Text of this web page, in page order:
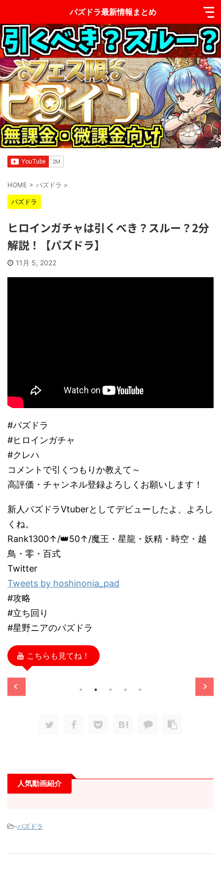
パズドラ最新情報まとめ
HOME > パズドラ >
パズドラ
ヒロインガチャは引くべき？スルー？2分
解説！【パズドラ】
11月 5, 2022
#パズドラ
#ヒロインガチャ
#クレハ
コメントで引くつもりか教えて～
高評価・チャンネル登録よろしくお願いします！
新人パズドラVtuberとしてデビューしたよ、よろし
くね。
Rank1300↑/👑50↑/魔王・星龍・妖精・時空・越
鳥・零・百式
Twitter
Tweets by hoshinonia_pad
#攻略
#立ち回り
#星野ニアのパズドラ
こちらも見てね！
11/13
人気動画紹介
-パズドラ